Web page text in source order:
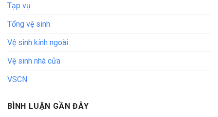
Tạp vụ
Tổng vệ sinh
Vệ sinh kính ngoài
Vệ sinh nhà cửa
VSCN
BÌNH LUẬN GẦN ĐÂY